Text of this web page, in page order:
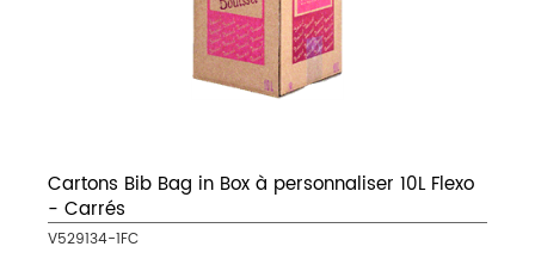
Cartons Bib Bag in Box à personnaliser 10L Flexo
- Carrés
V529134-1FC